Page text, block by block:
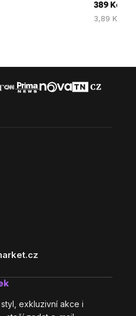
389 Kč
Měrná
3,89 Kč / 1
exkluzivní akce i